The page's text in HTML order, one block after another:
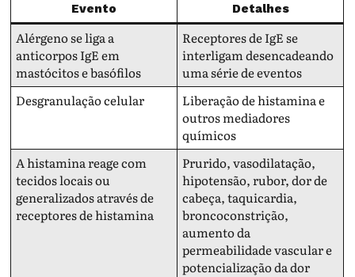
Evento Detalhes
Alérgeno se liga a
anticorpos IgE em
mastócitos e basófilos
Receptores de IgE se
interligam desencadeando
uma série de eventos
Desgranulação celular
Liberação de histamina e
outros mediadores
químicos
A histamina reage com
tecidos locais ou
generalizados através de
receptores de histamina
Prurido, vasodilatação,
hipotensão, rubor, dor de
cabeça, taquicardia,
broncoconstrição,
aumento da
permeabilidade vascular e
potencialização da dor